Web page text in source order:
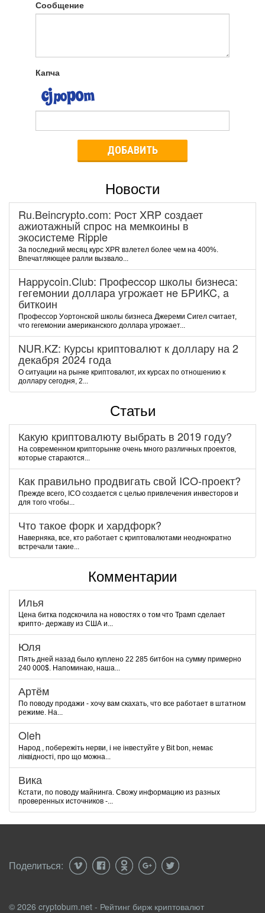
Сообщение
Капча
ДОБАВИТЬ
Новости
Ru.Beincrypto.com: Рост XRP создает
ажиотажный спрос на мемкоины в
экосистеме Ripple
За последний месяц курс XPR взлетел более чем на 400%.
Впечатляющее ралли вызвало...
Happycoin.Club: Пpoфeccop шкoлы бизнeca:
гeгeмoнии дoллapa угpoжaeт нe БPИKC, a
биткoин
Пpoфeccop Уopтoнcкoй шкoлы бизнeca Джepeми Cигeл cчитaeт,
чтo гeгeмoнии aмepикaнcкoгo дoллapa угpoжaeт...
NUR.KZ: Курсы криптовалют к доллару на 2
декабря 2024 года
О ситуации на рынке криптовалют, их курсах по отношению к
доллару сегодня, 2...
Статьи
Какую криптовалюту выбрать в 2019 году?
На современном крипторынке очень много различных проектов,
которые стараются...
Как правильно продвигать свой ICO-проект?
Прежде всего, ICO создается с целью привлечения инвесторов и
для того чтобы...
Что такое форк и хардфорк?
Наверняка, все, кто работает с криптовалютами неоднократно
встречали такие...
Комментарии
Илья
Цена битка подскочила на новостях о том что Трамп сделает
крипто- державу из США и...
Юля
Пять дней назад было куплено 22 285 битбон на сумму примерно
240 000$. Напоминаю, наша...
Артём
По поводу продажи - хочу вам скахать, что все работает в штатном
режиме. На...
Oleh
Народ , побережіть нерви, і не інвестуйте у Bit bon, немає
ліквідності, про що можна...
Вика
Кстати, по поводу майнинга. Свожу информацию из разных
проверенных источников -...
Поделиться:
© 2026 cryptobum.net - Рейтинг бирж криптовалют